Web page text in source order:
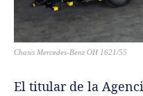
Chasis Mercedes-Benz OH 1621/55
El titular de la